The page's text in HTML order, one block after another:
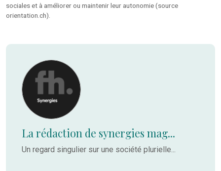
sociales et à améliorer ou maintenir leur autonomie (source
orientation.ch).
La rédaction de synergies mag...
Un regard singulier sur une société plurielle...